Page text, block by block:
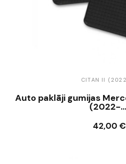
CITAN II
Auto paklāji gumijas
(2022-
42,00 €
Ielikt grozā